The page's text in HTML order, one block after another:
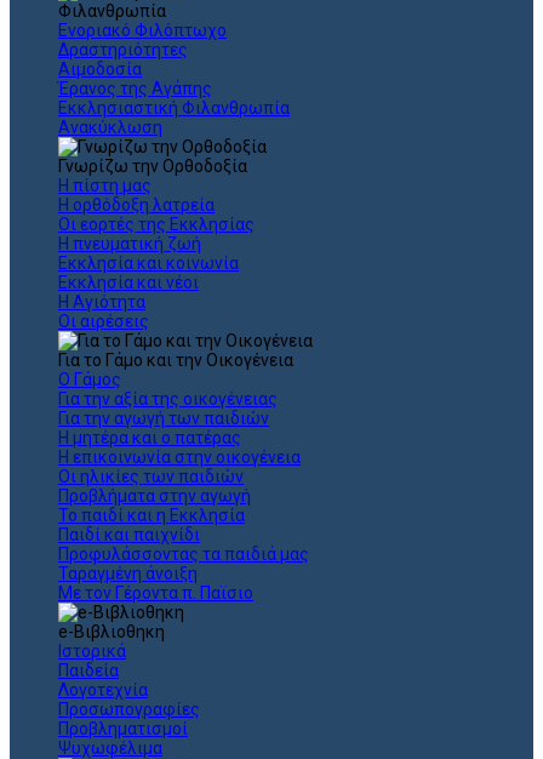
Φιλανθρωπία
Ενοριακό Φιλόπτωχο
Δραστηριότητες
Αιμοδοσία
Έρανος της Αγάπης
Εκκλησιαστική Φιλανθρωπία
Ανακύκλωση
Γνωρίζω την Ορθοδοξία
Η πίστη μας
Η ορθόδοξη λατρεία
Οι εορτές της Εκκλησίας
Η πνευματική ζωή
Εκκλησία και κοινωνία
Εκκλησία και νέοι
Η Αγιότητα
Οι αιρέσεις
Για το Γάμο και την Οικογένεια
Ο Γάμος
Για την αξία της οικογένειας
Για την αγωγή των παιδιών
Η μητέρα και ο πατέρας
Η επικοινωνία στην οικογένεια
Οι ηλικίες των παιδιών
Προβλήματα στην αγωγή
Το παιδί και η Εκκλησία
Παιδί και παιχνίδι
Προφυλάσσοντας τα παιδιά μας
Ταραγμένη άνοιξη
Με τον Γέροντα π. Παϊσιο
e-Βιβλιοθηκη
Ιστορικά
Παιδεία
Λογοτεχνία
Προσωπογραφίες
Προβληματισμοί
Ψυχωφέλιμα